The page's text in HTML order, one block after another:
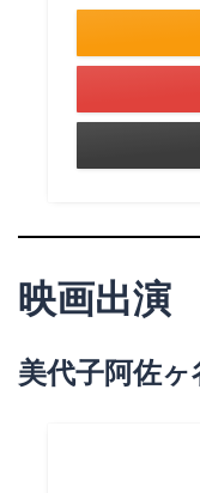
映画出演
美代子阿佐ヶ